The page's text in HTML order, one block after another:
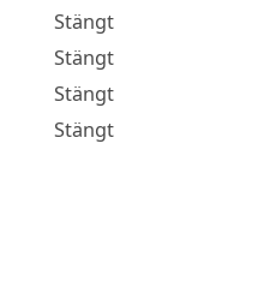
Stängt
Stängt
Stängt
Stängt